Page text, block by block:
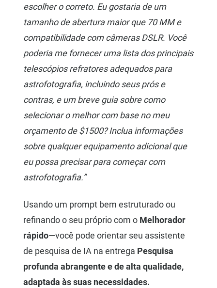
escolher o correto. Eu gostaria de um
tamanho de abertura maior que 70 MM e
compatibilidade com câmeras DSLR. Você
poderia me fornecer uma lista dos principais
telescópios refratores adequados para
astrofotografia, incluindo seus prós e
contras, e um breve guia sobre como
selecionar o melhor com base no meu
orçamento de $1500? Inclua informações
sobre qualquer equipamento adicional que
eu possa precisar para começar com
astrofotografia.”
Usando um prompt bem estruturado ou
refinando o seu próprio com o Melhorador
rápido—você pode orientar seu assistente
de pesquisa de IA na entrega Pesquisa
profunda abrangente e de alta qualidade,
adaptada às suas necessidades.